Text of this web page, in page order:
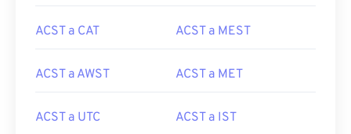
ACST a CAT ACST a MEST
ACST a AWST ACST a MET
ACST a UTC ACST a IST